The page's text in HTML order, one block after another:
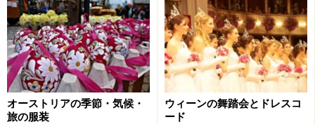
ペアダンスを踊るデビュタントたち(Copyright 2013 KLUB
DER WIENER KAFFEEHAUSBESITZER)
ウィーンの舞踏会は今なお王宮や学友協会など、非常に
格式高い場で催されることが多く、また貴族文化の名残
オーストリアの季節・気候・
旅の服装
ウィーンの舞踏会とドレスコ
ード